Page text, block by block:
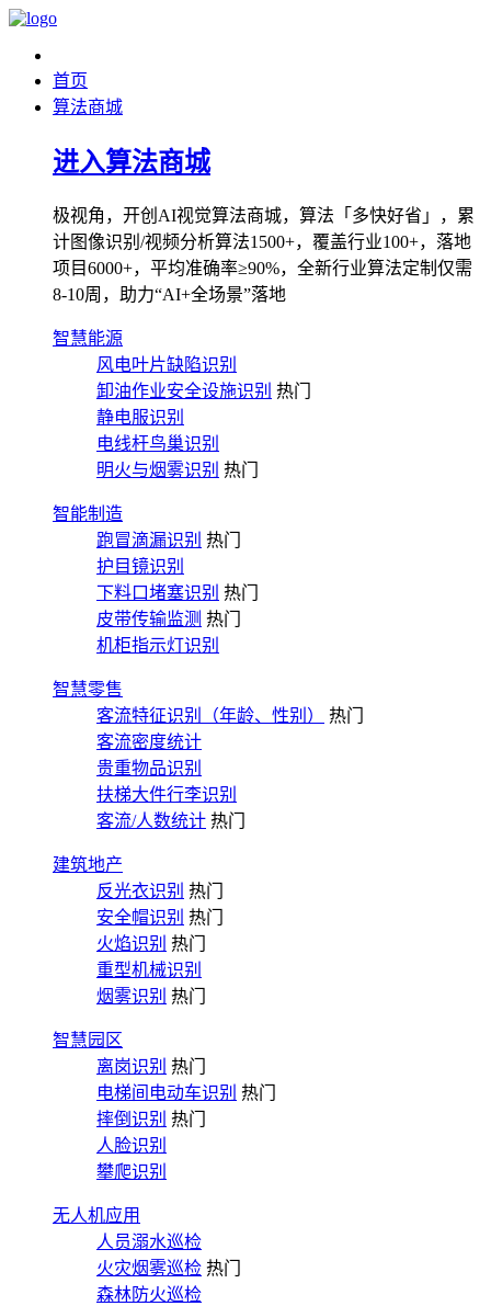
首页
算法商城
进入算法商城
极视角，开创AI视觉算法商城，算法「多快好省」，累
计图像识别/视频分析算法1500+，覆盖行业100+，落地
项目6000+，平均准确率≥90%，全新行业算法定制仅需
8-10周，助力“AI+全场景”落地
智慧能源
风电叶片缺陷识别
卸油作业安全设施识别 热门
静电服识别
电线杆鸟巢识别
明火与烟雾识别 热门
智能制造
跑冒滴漏识别 热门
护目镜识别
下料口堵塞识别 热门
皮带传输监测 热门
机柜指示灯识别
智慧零售
客流特征识别（年龄、性别）
热门
客流密度统计
贵重物品识别
扶梯大件行李识别
客流/人数统计 热门
建筑地产
反光衣识别 热门
安全帽识别 热门
火焰识别 热门
重型机械识别
烟雾识别 热门
智慧园区
离岗识别 热门
电梯间电动车识别 热门
摔倒识别 热门
人脸识别
攀爬识别
无人机应用
人员溺水巡检
火灾烟雾巡检 热门
森林防火巡检